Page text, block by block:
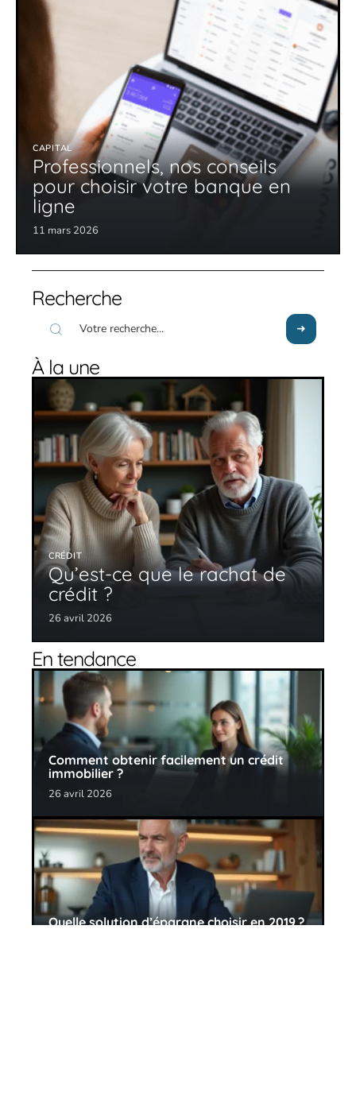
CAPITAL
Professionnels, nos conseils
pour choisir votre banque en
ligne
11 mars 2026
Recherche
À la une
CRÉDIT
Qu’est-ce que le rachat de
crédit ?
26 avril 2026
En tendance
Comment obtenir facilement un crédit
immobilier ?
26 avril 2026
Quelle solution d’épargne choisir en 2019 ?